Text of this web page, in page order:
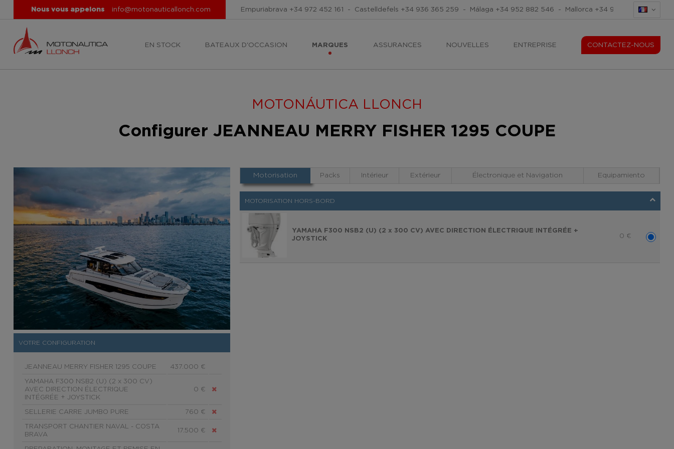
Nous vous appelons info@motonauticallonch.com Empuriabrava +34 972 452 161 - Castelldefels +34 936 365 259 - Málaga +34 952 882 546 - Mallorca +34 971 676 465 -
EN STOCK BATEAUX D'OCCASION MARQUES ASSURANCES NOUVELLES ENTREPRISE CONTACTEZ-NOUS
MOTONÁUTICA LLONCH
Configurer JEANNEAU MERRY FISHER 1295 COUPE
Motorisation Packs Intérieur Extérieur Électronique et Navigation Equipamiento
MOTORISATION HORS-BORD
YAMAHA F300 NSB2 (U) (2 x 300 CV) AVEC DIRECTION ÉLECTRIQUE INTÉGRÉE +
JOYSTICK
0 €
VOTRE CONFIGURATION
JEANNEAU MERRY FISHER 1295 COUPE 437.000 €
YAMAHA F300 NSB2 (U) (2 x 300 CV)
AVEC DIRECTION ÉLECTRIQUE
INTÉGRÉE + JOYSTICK
0 €
SELLERIE CARRE JUMBO PURE 760 €
TRANSPORT CHANTIER NAVAL - COSTA
BRAVA
17.500 €